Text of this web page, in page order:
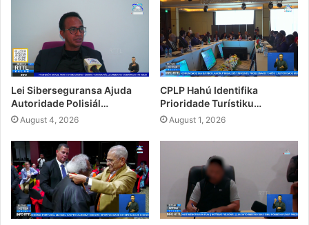
Lei Siberseguransa Ajuda
Autoridade Polisiál…
August 4, 2026
CPLP Hahú Identifika
Prioridade Turístiku…
August 1, 2026